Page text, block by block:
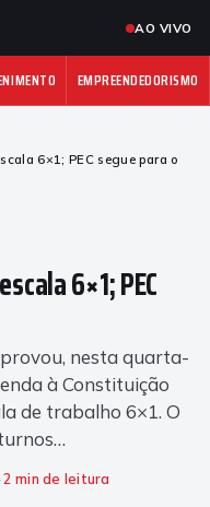
AO VIVO
EMPREENDEDORISMO
6×1; PEC segue para o
6×1; PEC
nesta quarta-
à Constituição
de trabalho 6×1. O
·2 min de leitura